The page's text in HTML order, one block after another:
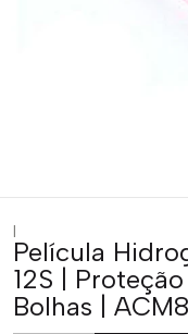
|
Película
12S |
Bolhas |